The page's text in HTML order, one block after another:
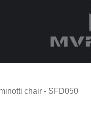
chair - SFD050